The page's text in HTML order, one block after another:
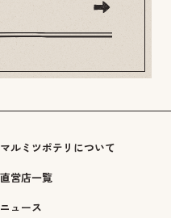
マルミツポテリについて
直営店一覧
ニュース